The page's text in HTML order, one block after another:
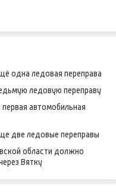
oдна ледовая переправа
ледовую переправу
автомобильная
две ледовые переправы
области должно
Вятку